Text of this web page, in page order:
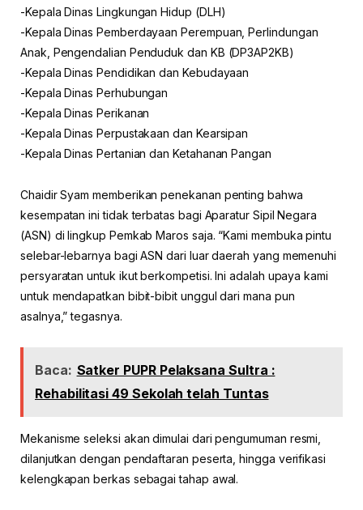
-Kepala Dinas Lingkungan Hidup (DLH)
-Kepala Dinas Pemberdayaan Perempuan, Perlindungan
Anak, Pengendalian Penduduk dan KB (DP3AP2KB)
-Kepala Dinas Pendidikan dan Kebudayaan
-Kepala Dinas Perhubungan
-Kepala Dinas Perikanan
-Kepala Dinas Perpustakaan dan Kearsipan
-Kepala Dinas Pertanian dan Ketahanan Pangan
Chaidir Syam memberikan penekanan penting bahwa
kesempatan ini tidak terbatas bagi Aparatur Sipil Negara
(ASN) di lingkup Pemkab Maros saja. “Kami membuka pintu
selebar-lebarnya bagi ASN dari luar daerah yang memenuhi
persyaratan untuk ikut berkompetisi. Ini adalah upaya kami
untuk mendapatkan bibit-bibit unggul dari mana pun
asalnya,” tegasnya.
Baca: Satker PUPR Pelaksana Sultra :
Rehabilitasi 49 Sekolah telah Tuntas
Mekanisme seleksi akan dimulai dari pengumuman resmi,
dilanjutkan dengan pendaftaran peserta, hingga verifikasi
kelengkapan berkas sebagai tahap awal.